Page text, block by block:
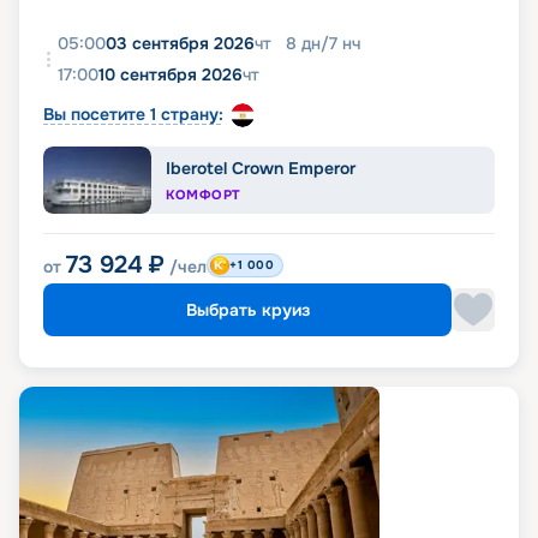
05:0003 сентября 2026чт 8 дн/7 нч
17:0010 сентября 2026чт
Вы посетите 1 страну:
Iberotel Crown Emperor
КОМФОРТ
от 73 924 ₽ /чел +1 000
Выбрать круиз